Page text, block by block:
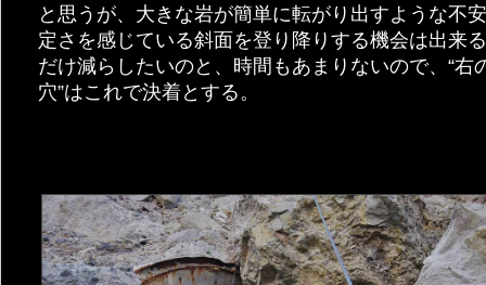
と思うが、大きな岩が簡単に転がり出すような不
定さを感じている斜面を登り降りする機会は出来
だけ減らしたいのと、時間もあまりないので、“右
穴”はこれで決着とする。